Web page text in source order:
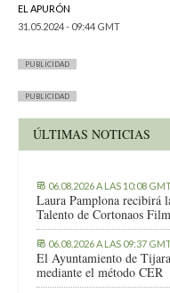
EL APURÓN
31.05.2024 - 09:44 GMT
PUBLICIDAD
PUBLICIDAD
ÚLTIMAS NOTICIAS
06.08.2026 A LAS 10:08
Laura Pamplona recibirá
Talento de Cortonaos
06.08.2026 A LAS 09:37
El Ayuntamiento de
mediante el método CER